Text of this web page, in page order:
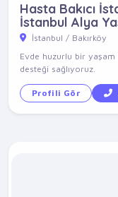
Hasta Bakıcı
İstanbul Alya
İstanbul / Bakırköy
Evde huzurlu bir yaşam
desteği sağlıyoruz.
Profili Gör